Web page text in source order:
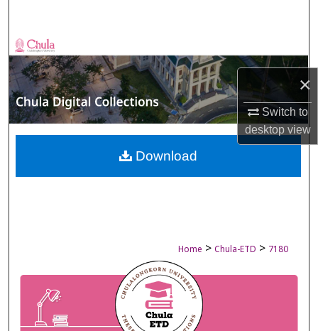
×
Switch to
desktopview
Browse Collections
My Account
About
Digital Commons Network™
Home > Chula-ETD > 7180
Download